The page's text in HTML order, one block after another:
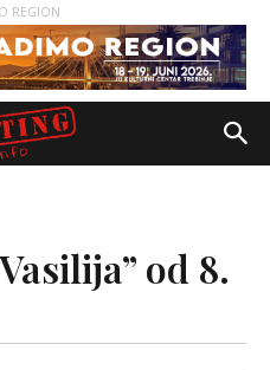
REGION
od 8.